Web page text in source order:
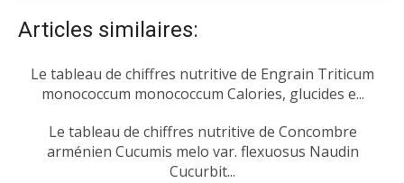
Articles similaires:
Le tableau de chiffres nutritive de Engrain Triticum
monococcum monococcum Calories, glucides e...
Le tableau de chiffres nutritive de Concombre
arménien Cucumis melo var. flexuosus Naudin
Cucurbit...